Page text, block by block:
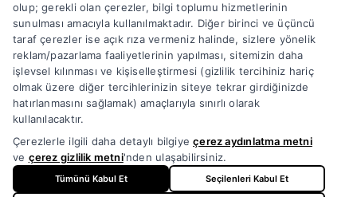
info@torasarj.com
torateknik@hs01.kep.tr
0850 808 86 72
© Copyright 1998 - 2026 | Tüm Hakları Saklıdır | Powered
by
olup; gerekli olan çerezler, bilgi toplumu hizmetlerinin
sunulması amacıyla kullanılmaktadır. Diğer birinci ve üçüncü
taraf çerezler ise açık rıza vermeniz halinde, sizlere yönelik
reklam/pazarlama faaliyetlerinin yapılması, sitemizin daha
işlevsel kılınması ve kişiselleştirmesi (gizlilik tercihiniz hariç
olmak üzere diğer tercihlerinizin siteye tekrar girdiğinizde
hatırlanmasını sağlamak) amaçlarıyla sınırlı olarak
kullanılacaktır.
Çerezlerle ilgili daha detaylı bilgiyeçerez aydınlatma metni
ve çerez gizlilik metni'nden ulaşabilirsiniz.
Tümünü Kabul Et Seçilenleri Kabul Et